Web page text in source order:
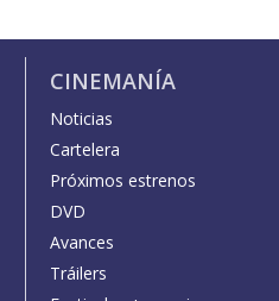
CINEMANÍA
Noticias
Cartelera
Próximos estrenos
DVD
Avances
Tráilers